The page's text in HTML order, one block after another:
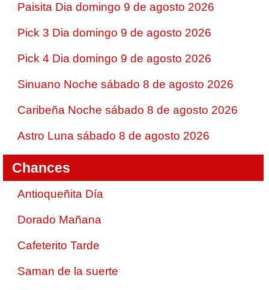
Paisita Dia domingo 9 de agosto 2026
Pick 3 Dia domingo 9 de agosto 2026
Pick 4 Dia domingo 9 de agosto 2026
Sinuano Noche sábado 8 de agosto 2026
Caribeña Noche sábado 8 de agosto 2026
Astro Luna sábado 8 de agosto 2026
Chances
Antioqueñita Día
Dorado Mañana
Cafeterito Tarde
Saman de la suerte